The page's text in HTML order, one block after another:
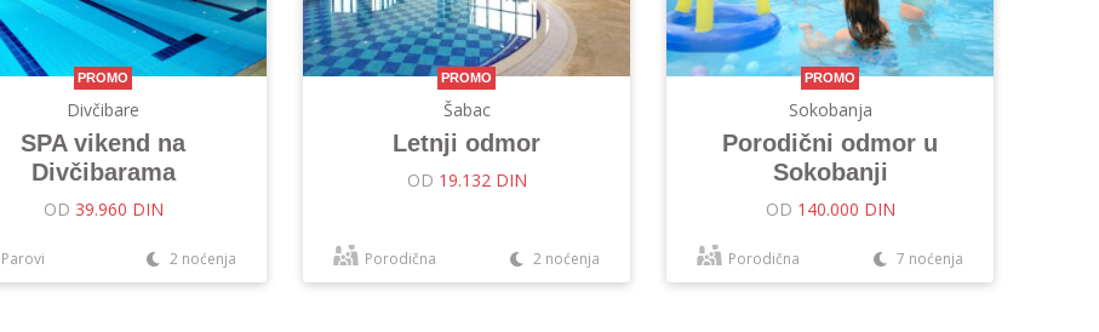
PROMO
Divčibare
SPA vikend na
Divčibarama
OD 39.960 DIN
Parovi 2 noćenja
PROMO
Šabac
Letnji odmor
OD 19.132 DIN
Porodična 2 noćenja
PROMO
Sokobanja
Porodični odmor u
Sokobanji
OD 140.000 DIN
Porodična 7 noćenja